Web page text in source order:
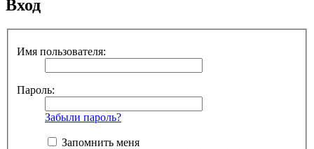
Вход
Имя пользователя:
Пароль:
Забыли пароль?
Запомнить меня